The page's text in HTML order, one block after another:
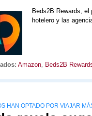
Beds2B Rewards,
hotelero y las
Amazon, Beds2B
HAN OPTADO POR VIAJAR